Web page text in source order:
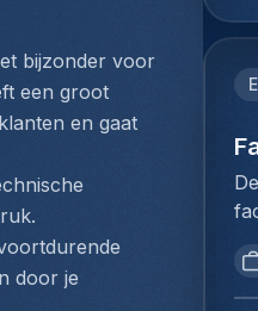
bijzonder voor
een groot
en gaat
door je